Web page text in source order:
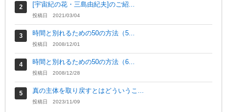
[宇宙紀の花・三島由紀夫]のご紹...
投稿日 2021/03/04
時間と別れるための50の方法（5...
投稿日 2008/12/01
時間と別れるための50の方法（6...
投稿日 2008/12/28
真の主体を取り戻すとはどういうこ...
投稿日 2023/11/09